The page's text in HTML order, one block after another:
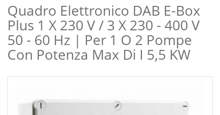
Quadro Elettronico DAB E-Box
Plus 1 X 230 V / 3 X 230 - 400 V
50 - 60 Hz | Per 1 O 2 Pompe
Con Potenza Max Di I 5,5 KW